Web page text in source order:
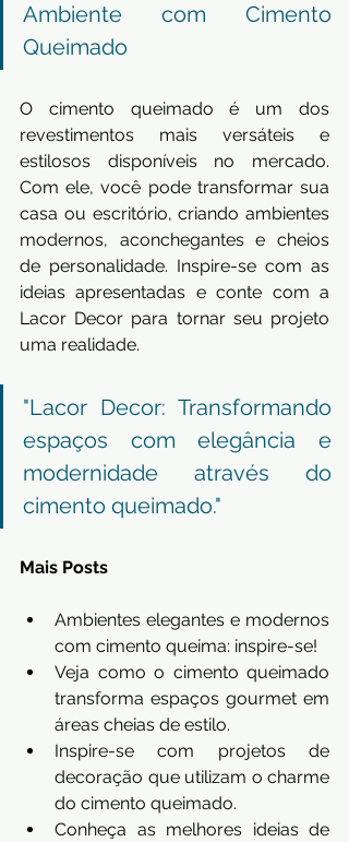
Ambiente com Cimento
Queimado
O cimento queimado é um dos
revestimentos mais versáteis e
estilosos disponíveis no mercado.
Com ele, você pode transformar sua
casa ou escritório, criando ambientes
modernos, aconchegantes e cheios
de personalidade. Inspire-se com as
ideias apresentadas e conte com a
Lacor Decor para tornar seu projeto
uma realidade.
"Lacor Decor: Transformando
espaços com elegância e
modernidade através do
cimento queimado."
Mais Posts
Ambientes elegantes e modernos
com cimento queima: inspire-se!
Veja como o cimento queimado
transforma espaços gourmet em
áreas cheias de estilo.
Inspire-se com projetos de
decoração que utilizam o charme
do cimento queimado.
Conheça as melhores ideias de